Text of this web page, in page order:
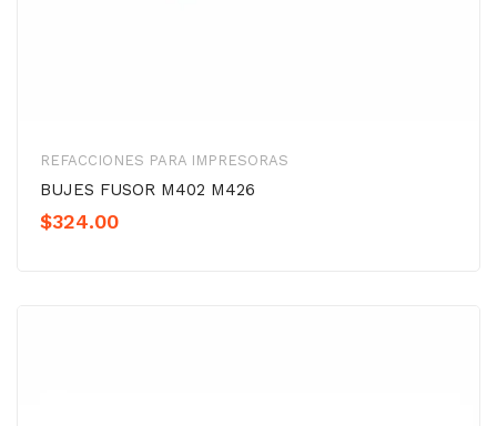
REFACCIONES PARA IMPRESORAS
BUJES FUSOR M402 M426
$324.00